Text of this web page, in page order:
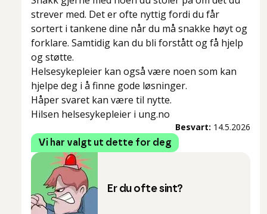
strever med. Det er ofte nyttig fordi du får
sortert i tankene dine når du må snakke høyt og
forklare. Samtidig kan du bli forstått og få hjelp
og støtte.
Helsesykepleier kan også være noen som kan
hjelpe deg i å finne gode løsninger.
Håper svaret kan være til nytte.
Hilsen helsesykepleier i ung.no
Besvart: 14.5.2026
Vi har valgt ut dette for deg
Er du ofte sint?